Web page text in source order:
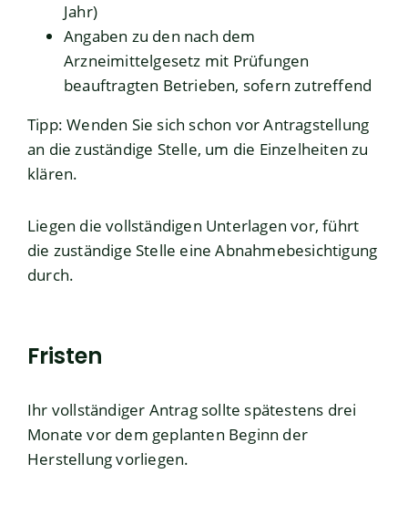
Jahr)
Angaben zu den nach dem
Arzneimittelgesetz mit Prüfungen
beauftragten Betrieben, sofern zutreffend
Tipp: Wenden Sie sich schon vor Antragstellung
an die zuständige Stelle, um die Einzelheiten zu
klären.
Liegen die vollständigen Unterlagen vor, führt
die zuständige Stelle eine Abnahmebesichtigung
durch.
Fristen
Ihr vollständiger Antrag sollte spätestens drei
Monate vor dem geplanten Beginn der
Herstellung vorliegen.